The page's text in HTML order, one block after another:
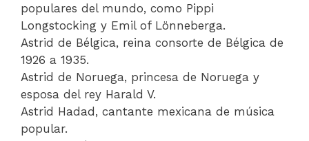
populares del mundo, como Pippi
Longstocking y Emil of Lönneberga.
Astrid de Bélgica, reina consorte de Bélgica de
1926 a 1935.
Astrid de Noruega, princesa de Noruega y
esposa del rey Harald V.
Astrid Hadad, cantante mexicana de música
popular.